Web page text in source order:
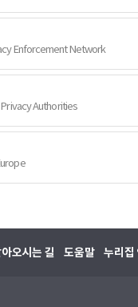
Enforcement Network
Authorities
오시는 길 도움말 누리집